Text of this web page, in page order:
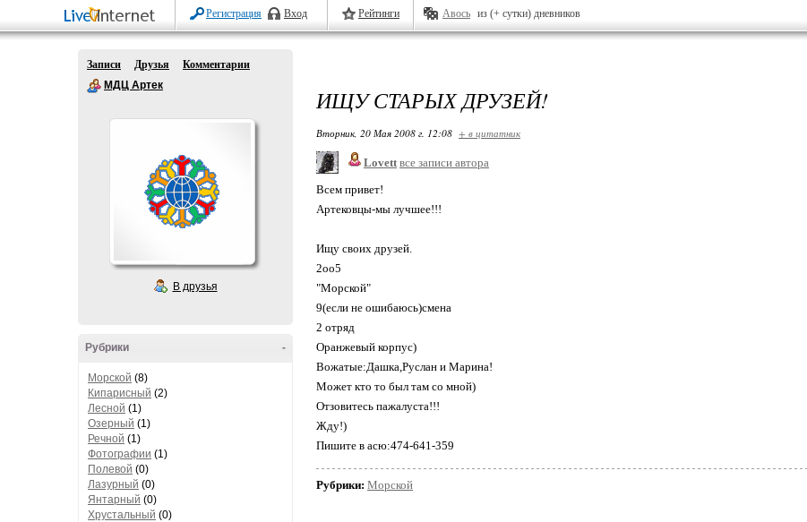
Регистрация Вход Рейтинги Авось из (+ сутки) дневников
Записи Друзья
Комментарии
МДЦ Артек
В друзья
-
Рубрики
Морской (8)
Кипарисный (2)
Лесной (1)
Озерный (1)
Речной (1)
Фотографии (1)
Полевой (0)
Лазурный (0)
Янтарный (0)
Хрустальный (0)
ИЩУ СТАРЫХ ДРУЗЕЙ!
Вторник, 20 Мая 2008 г. 12:08 + в цитатник
Lovett все записи автора
Всем привет!
Артековцы-мы лучшее!!!
Ищу своих друзей.
2оо5
"Морской"
9(если не ошибаюсь)смена
2 отряд
Оранжевый корпус)
Вожатые:Дашка,Руслан и Марина!
Может кто то был там со мной)
Отзовитесь пажалуста!!!
Жду!)
Пишите в асю:474-641-359
Рубрики: Морской